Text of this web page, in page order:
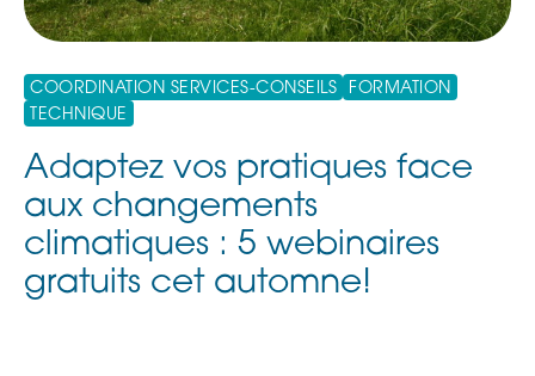
COORDINATION SERVICES-CONSEILS
FORMATION
TECHNIQUE
Adaptez vos pratiques face
aux changements
climatiques : 5 webinaires
gratuits cet automne!